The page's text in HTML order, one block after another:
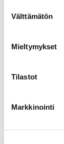
valinta
Välttämätön
Mieltymykset
Tilastot
Markkinointi
Lautanen Nero
15cm
Materiaali: